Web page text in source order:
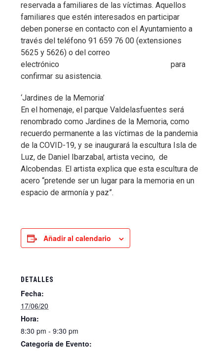
reservada a familiares de las víctimas. Aquellos
familiares que estén interesados en participar
deben ponerse en contacto con el Ayuntamiento a
través del teléfono 91 659 76 00 (extensiones
5625 y 5626) o del correo
electrónico
para
confirmar su asistencia.
‘Jardines de la Memoria’
En el homenaje, el parque Valdelasfuentes será
renombrado como Jardines de la Memoria, como
recuerdo permanente a las víctimas de la pandemia
de la COVID-19, y se inaugurará la escultura Isla de
Luz, de Daniel Ibarzabal, artista vecino, de
Alcobendas. El artista explica que esta escultura de
acero “pretende ser un lugar para la memoria en un
espacio de armonía y paz”.
Añadir al calendario
DETALLES
Fecha:
17/06/20
Hora:
8:30 pm - 9:30 pm
Categoría de Evento: